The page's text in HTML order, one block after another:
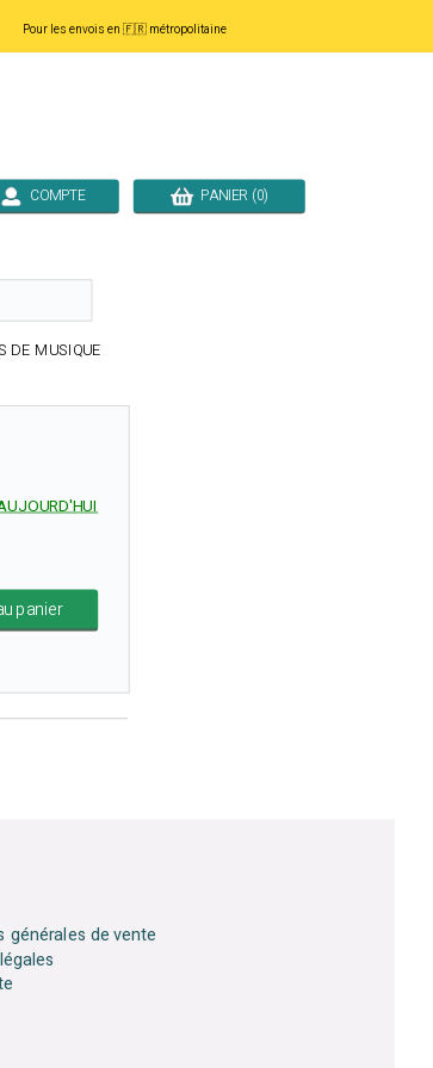
Pour les envois en 🇫🇷 métropolitaine
COMPTE PANIER (0)
DE MUSIQUE
panier
générales de vente